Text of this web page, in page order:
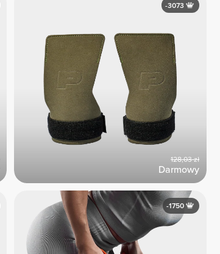
Darmowy
128,03 zł
-3073
-1750